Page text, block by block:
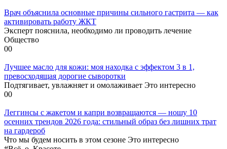
Врач объяснила основные причины сильного гастрита — как
активировать работу ЖКТ
Эксперт пояснила, необходимо ли проводить лечение
Общество
00
Лучшее масло для кожи: моя находка с эффектом 3 в 1,
превосходящая дорогие сыворотки
Подтягивает, увлажняет и омолаживает Это интересно
00
Леггинсы с жакетом и капри возвращаются — ношу 10
осенних трендов 2026 года: стильный образ без лишних трат
на гардероб
Что мы будем носить в этом сезоне Это интересно